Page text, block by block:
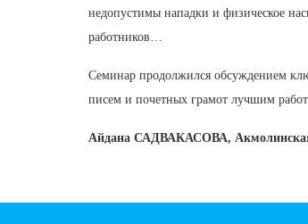
недопустимы нападки и физическое
работников…
Семинар продолжился обсуждением
писем и почетных грамот лучшим
Айдана САДВАКАСОВА,